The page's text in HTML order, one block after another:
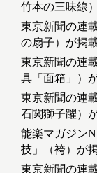
竹本の三味線
東京新聞の連
の扇子）が掲
東京新聞の連
具「面箱」）
東京新聞の連
石関獅子躍）
能楽マガジン
技」（袴）が
東京新聞の連